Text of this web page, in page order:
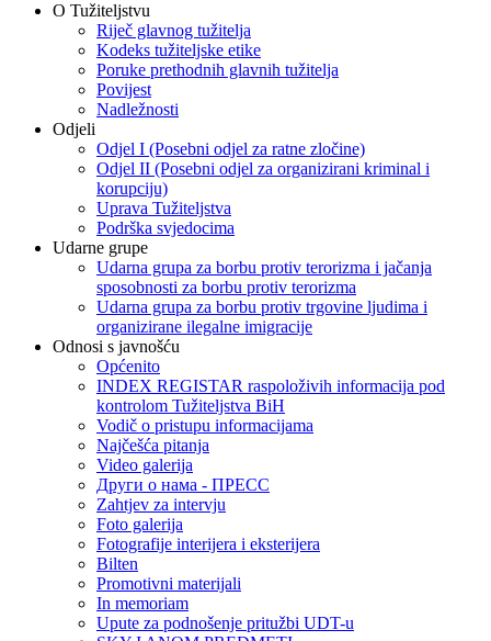
O Tužiteljstvu
Riječ glavnog tužitelja
Kodeks tužiteljske etike
Poruke prethodnih glavnih tužitelja
Povijest
Nadležnosti
Odjeli
Odjel I (Posebni odjel za ratne zločine)
Odjel II (Posebni odjel za organizirani kriminal i
korupciju)
Uprava Tužiteljstva
Podrška svjedocima
Udarne grupe
Udarna grupa za borbu protiv terorizma i jačanja
sposobnosti za borbu protiv terorizma
Udarna grupa za borbu protiv trgovine ljudima i
organizirane ilegalne imigracije
Odnosi s javnošću
Općenito
INDEX REGISTAR raspoloživih informacija pod
kontrolom Tužiteljstva BiH
Vodič o pristupu informacijama
Najčešća pitanja
Video galerija
Други о нама - ПРЕСC
Zahtjev za intervju
Foto galerija
Fotografije interijera i eksterijera
Bilten
Promotivni materijali
In memoriam
Upute za podnošenje pritužbi UDT-u